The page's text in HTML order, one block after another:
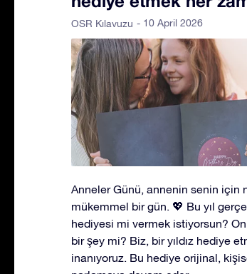
OSR Kılavuzu - 10 April 2026
Anneler Günü, annenin senin için
mükemmel bir gün. 💖 Bu yıl
hediyesi mi vermek istiyorsun?
bir şey mi? Biz, bir yıldız hediye
inanıyoruz. Bu hediye orijinal,